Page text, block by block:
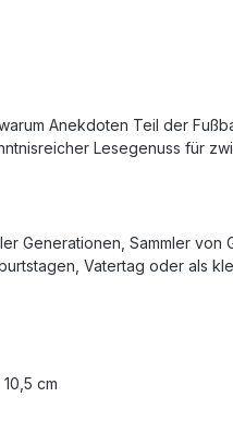
Anekdoten Teil der
Lesegenuss für
Generationen, Sammler
Vatertag oder als
cm